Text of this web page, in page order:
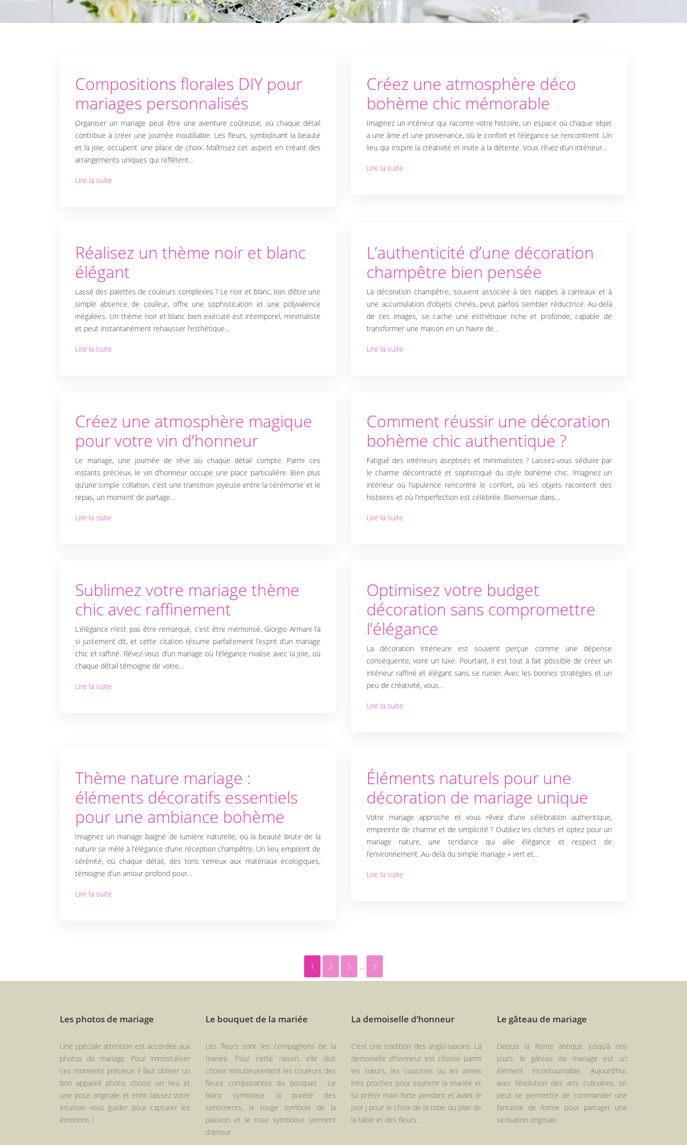
Compositions florales DIY pour
mariages personnalisés
Organiser un mariage peut être une aventure coûteuse, où chaque détail
contribue à créer une journée inoubliable. Les fleurs, symbolisant la beauté
et la joie, occupent une place de choix. Maîtrisez cet aspect en créant des
arrangements uniques qui reflètent…
Lire la suite
Créez une atmosphère déco
bohème chic mémorable
Imaginez un intérieur qui raconte votre histoire, un espace où chaque objet
a une âme et une provenance, où le confort et l’élégance se rencontrent. Un
lieu qui inspire la créativité et invite à la détente. Vous rêvez d’un intérieur…
Lire la suite
Réalisez un thème noir et blanc
élégant
Lassé des palettes de couleurs complexes ? Le noir et blanc, loin d’être une
simple absence de couleur, offre une sophistication et une polyvalence
inégalées. Un thème noir et blanc bien exécuté est intemporel, minimaliste
et peut instantanément rehausser l’esthétique…
Lire la suite
L’authenticité d’une décoration
champêtre bien pensée
La décoration champêtre, souvent associée à des nappes à carreaux et à
une accumulation d’objets chinés, peut parfois sembler réductrice. Au-delà
de ces images, se cache une esthétique riche et profonde, capable de
transformer une maison en un havre de…
Lire la suite
Créez une atmosphère magique
pour votre vin d’honneur
Le mariage, une journée de rêve où chaque détail compte. Parmi ces
instants précieux, le vin d’honneur occupe une place particulière. Bien plus
qu’une simple collation, c’est une transition joyeuse entre la cérémonie et le
repas, un moment de partage…
Lire la suite
Comment réussir une décoration
bohème chic authentique ?
Fatigué des intérieurs aseptisés et minimalistes ? Laissez-vous séduire par
le charme décontracté et sophistiqué du style bohème chic. Imaginez un
intérieur où l’opulence rencontre le confort, où les objets racontent des
histoires et où l’imperfection est célébrée. Bienvenue dans…
Lire la suite
Sublimez votre mariage thème
chic avec raffinement
L’élégance n’est pas être remarqué, c’est être mémorisé. Giorgio Armani l’a
si justement dit, et cette citation résume parfaitement l’esprit d’un mariage
chic et raffiné. Rêvez-vous d’un mariage où l’élégance rivalise avec la joie, où
chaque détail témoigne de votre…
Lire la suite
Optimisez votre budget
décoration sans compromettre
l’élégance
La décoration intérieure est souvent perçue comme une dépense
conséquente, voire un luxe. Pourtant, il est tout à fait possible de créer un
intérieur raffiné et élégant sans se ruiner. Avec les bonnes stratégies et un
peu de créativité, vous…
Lire la suite
Thème nature mariage :
éléments décoratifs essentiels
pour une ambiance bohème
Imaginez un mariage baigné de lumière naturelle, où la beauté brute de la
nature se mêle à l’élégance d’une réception champêtre. Un lieu empreint de
sérénité, où chaque détail, des tons terreux aux matériaux écologiques,
témoigne d’un amour profond pour…
Lire la suite
Éléments naturels pour une
décoration de mariage unique
Votre mariage approche et vous rêvez d’une célébration authentique,
empreinte de charme et de simplicité ? Oubliez les clichés et optez pour un
mariage nature, une tendance qui allie élégance et respect de
l’environnement. Au-delà du simple mariage « vert et…
Lire la suite
1 2 3 … 5
Les photos de mariage
Une spéciale attention est accordée aux
photos de mariage. Pour immortaliser
ces moments précieux il faut utiliser un
bon appareil photo, choisir un lieu et
une pose originale et enfin laissez votre
intuition vous guider pour capturer les
émotions !
Le bouquet de la mariée
Les fleurs sont les compagnons de la
mariée. Pour cette raison, elle doit
choisir minutieusement les couleurs des
fleurs composantes du bouquet : Le
blanc symbolise la pureté des
sentiments, le rouge symbole de la
passion et le rose symbolise serment
d’amour.
La demoiselle d’honneur
C’est une tradition des anglo-saxons. La
demoiselle d’honneur est choisie parmi
les sœurs, les cousines ou les amies
très proches pour soutenir la mariée et
lui prêter main-forte pendant et avant le
jour J pour le choix de la robe du plan de
la table et des fleurs.
Le gâteau de mariage
Depuis la Rome antique jusqu’à nos
jours, le gâteau de mariage est un
élément incontournable. Aujourd’hui,
avec l’évolution des arts culinaires, on
peut se permettre de commander une
fantaisie de forme pour partager une
sensation originale.